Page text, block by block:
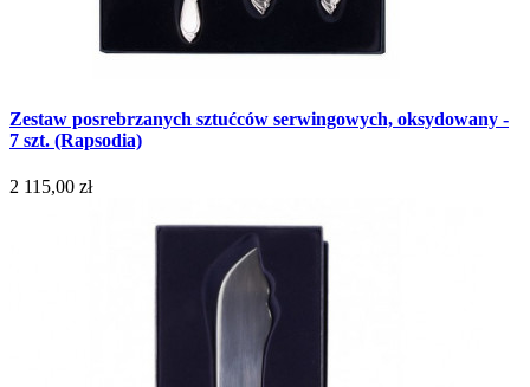
Zestaw posrebrzanych sztućców serwingowych, oksydowany -
7 szt. (Rapsodia)
2 115,00 zł